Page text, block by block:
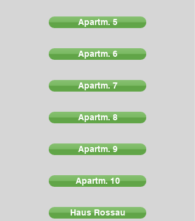
Apartm. 5
Apartm. 6
Apartm. 7
Apartm. 8
Apartm. 9
Apartm. 10
Haus Rossau